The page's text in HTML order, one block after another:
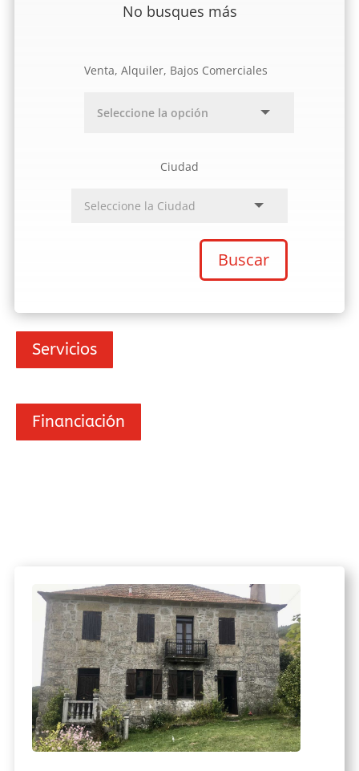
No busques más
Venta, Alquiler, Bajos Comerciales
Ciudad
Buscar
Servicios
Financiación